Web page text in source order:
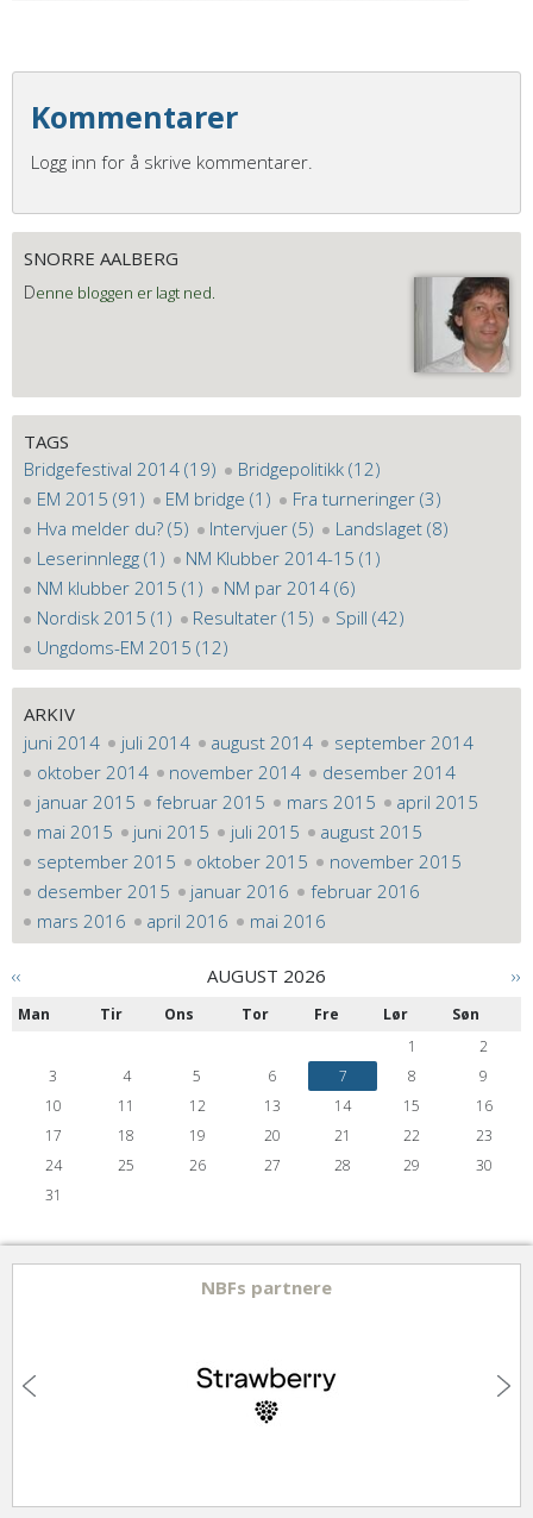
Kommentarer
Logg inn for å skrive kommentarer.
SNORRE AALBERG
Denne bloggen er lagt ned.
TAGS
Bridgefestival 2014 (19)
Bridgepolitikk (12)
EM 2015 (91)
EM bridge (1)
Fra turneringer (3)
Hva melder du? (5)
Intervjuer (5)
Landslaget (8)
Leserinnlegg (1)
NM Klubber 2014-15 (1)
NM klubber 2015 (1)
NM par 2014 (6)
Nordisk 2015 (1)
Resultater (15)
Spill (42)
Ungdoms-EM 2015 (12)
ARKIV
juni 2014
juli 2014 august 2014
september 2014
oktober 2014
november 2014
desember 2014
januar 2015
februar 2015 mars 2015
april 2015
mai 2015
juni 2015 juli 2015
august 2015
september 2015
oktober 2015
november 2015
desember 2015
januar 2016
februar 2016
mars 2016
april 2016 mai 2016
‹‹ ››
AUGUST 2026
Man Tir Ons Tor Fre Lør
Søn
1
2
3
4 5 6 7 8
9
10
11 12 13 14 15
16
17
18 19 20 21 22
23
24
25 26 27 28 29
30
31
NBFs partnere